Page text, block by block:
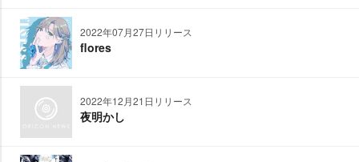
2022年07月27日リリース
flores
2022年12月21日リリース
夜明かし